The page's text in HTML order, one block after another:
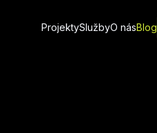
ProjektySlužbyO násBlog